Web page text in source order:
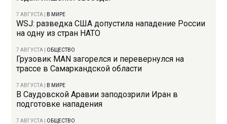
7 АВГУСТА В МИРЕ
WSJ: разведка США допустила нападение России
на одну из стран НАТО
7 АВГУСТА ОБЩЕСТВО
Грузовик MAN загорелся и перевернулся на
трассе в Самаркандской области
7 АВГУСТА В МИРЕ
В Саудовской Аравии заподозрили Иран в
подготовке нападения
7 АВГУСТА ОБЩЕСТВО